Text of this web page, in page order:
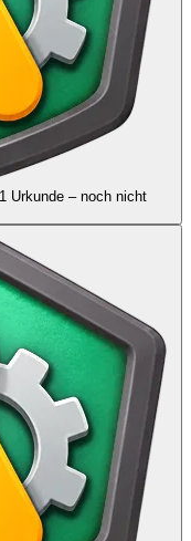
Urkunde – noch nicht